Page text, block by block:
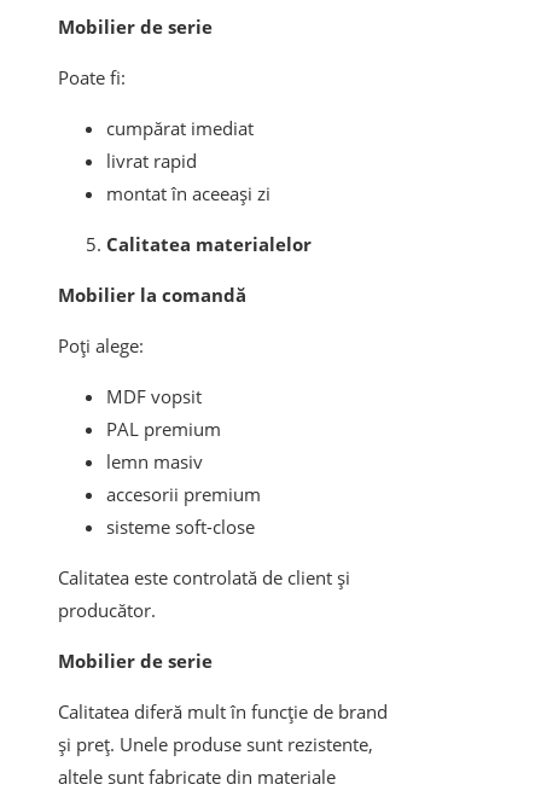
Mobilier de serie
Poate fi:
cumpărat imediat
livrat rapid
montat în aceeași zi
Calitatea materialelor
Mobilier la comandă
Poți alege:
MDF vopsit
PAL premium
lemn masiv
accesorii premium
sisteme soft-close
Calitatea este controlată de client și
producător.
Mobilier de serie
Calitatea diferă mult în funcție de brand
și preț. Unele produse sunt rezistente,
altele sunt fabricate din materiale